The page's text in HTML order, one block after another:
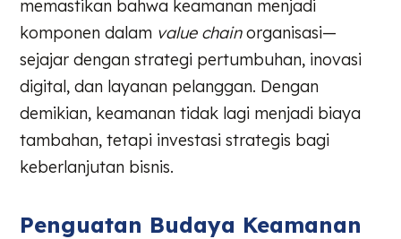
memastikan bahwa keamanan menjadi
komponen dalam value chainorganisasi—
sejajar dengan strategi pertumbuhan, inovasi
digital, dan layanan pelanggan. Dengan
demikian, keamanan tidak lagi menjadi biaya
tambahan, tetapi investasi strategis bagi
keberlanjutan bisnis.
Penguatan Budaya Keamanan